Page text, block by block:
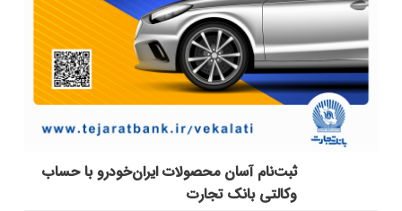
ثبت‌نام آسان محصولات ایران‌خودرو با حساب
وکالتی بانک تجارت